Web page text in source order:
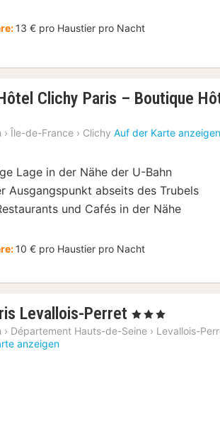
13 € pro Haustier pro Nacht
Clichy Paris – Boutique
› Île-de-France › Clichy Auf der Karte anzeigen
Lage in der Nähe der U-Bahn
Ausgangspunkt abseits des Trubels
und Cafés in der Nähe
10 € pro Haustier pro Nacht
Levallois-Perret 1
Nacht
, 3 Sterne
› Département Hauts-de-Seine › Levallois-
anzeigen